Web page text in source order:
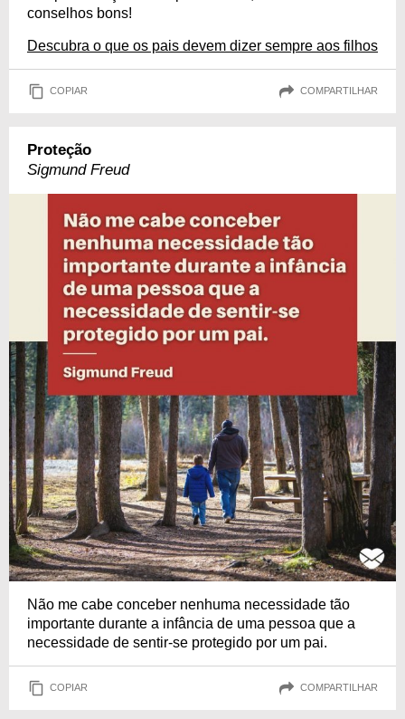
conselhos bons!
Descubra o que os pais devem dizer sempre aos filhos
COPIAR COMPARTILHAR
Proteção
Sigmund Freud
Não me cabe conceber nenhuma necessidade tão
importante durante a infância de uma pessoa que a
necessidade de sentir-se protegido por um pai.
COPIAR COMPARTILHAR